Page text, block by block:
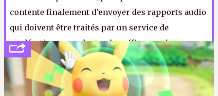
contente finalement d'envoyer des rapports audio
qui doivent être traités par un service de
modération, sans doute plus efficace qu'un
énième bouton « report » qui envoie directement
l'alerte du joueur dans la corbeille du client mail.